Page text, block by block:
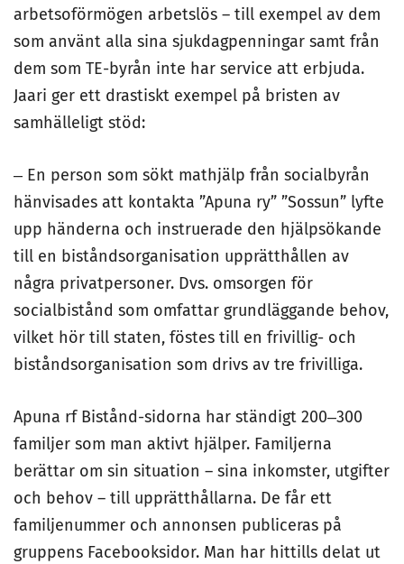
arbetsoförmögen arbetslös – till exempel av dem
som använt alla sina sjukdagpenningar samt från
dem som TE-byrån inte har service att erbjuda.
Jaari ger ett drastiskt exempel på bristen av
samhälleligt stöd:
‒ En person som sökt mathjälp från socialbyrån
hänvisades att kontakta ”Apuna ry” ”Sossun” lyfte
upp händerna och instruerade den hjälpsökande
till en biståndsorganisation upprätthållen av
några privatpersoner. Dvs. omsorgen för
socialbistånd som omfattar grundläggande behov,
vilket hör till staten, föstes till en frivillig- och
biståndsorganisation som drivs av tre frivilliga.
Apuna rf Bistånd-sidorna har ständigt 200‒300
familjer som man aktivt hjälper. Familjerna
berättar om sin situation – sina inkomster, utgifter
och behov – till upprätthållarna. De får ett
familjenummer och annonsen publiceras på
gruppens Facebooksidor. Man har hittills delat ut